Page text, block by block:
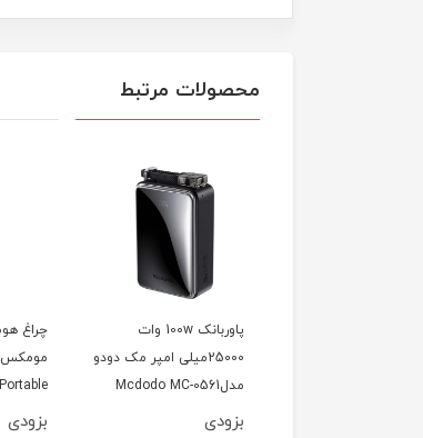
محصولات مرتبط
پاوربانک 100w وات
25000میلی امپر مک دودو
مدلMcdodo MC-0561
بزودی
چراغ
LED QL12
بزودی